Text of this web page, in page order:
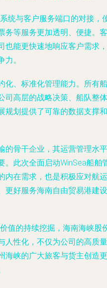
统与客户服务端口的对接，
务等服务更加透明、便捷。客
也能更快速地响应客户需求，
。
化、标准化管理能力。所有船
司高层的战略决策、船队整体
规划提供了可靠的数据支撑和
的骨干企业，其运营管理水平
。此次全面启动WinSea船舶
内在需求，也是积极应对航运
更好服务海南自由贸易港建设
值的持续挖掘，海南海峡股
人性化，不仅为公司的高质量
海峡的广大旅客与货主创造更